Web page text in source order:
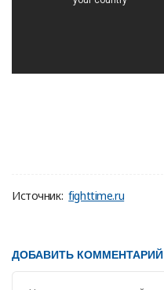
Источник: fighttime.ru
ДОБАВИТЬ КОММЕНТАРИЙ